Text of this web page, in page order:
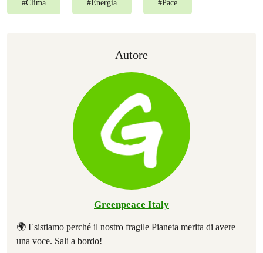
#Clima #Energia #Pace
Autore
Greenpeace Italy
🌍 Esistiamo perché il nostro fragile Pianeta merita di avere
una voce. Sali a bordo!